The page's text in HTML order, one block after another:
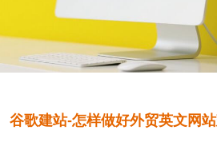
谷歌建站-怎样做好外贸英文网